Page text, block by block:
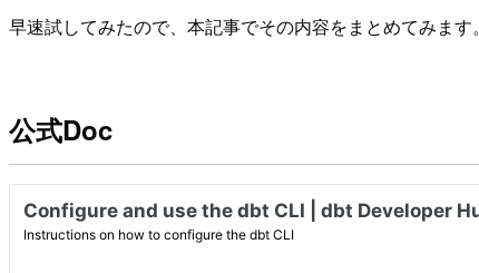
早速試してみたので、本記事でその内容をまとめてみます。
公式Doc